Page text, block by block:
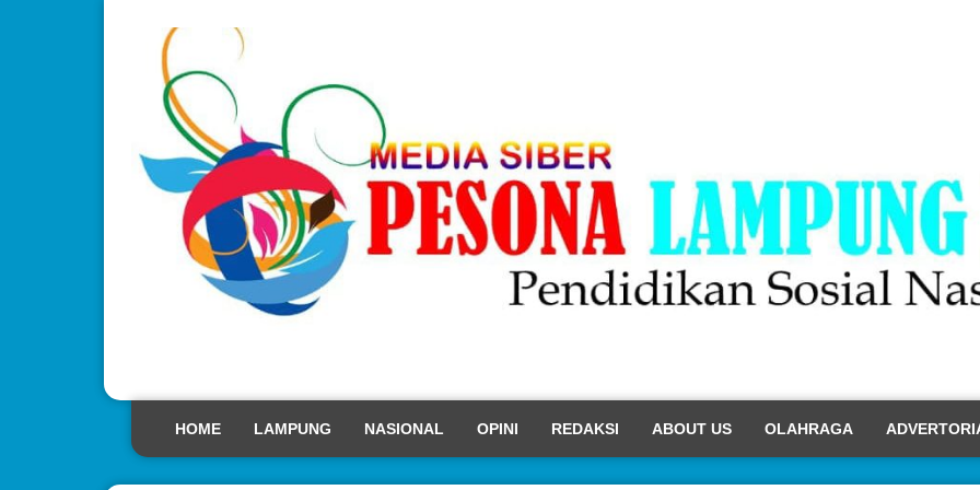
HOME LAMPUNG NASIONAL OPINI REDAKSI ABOUT US OLAHRAGA